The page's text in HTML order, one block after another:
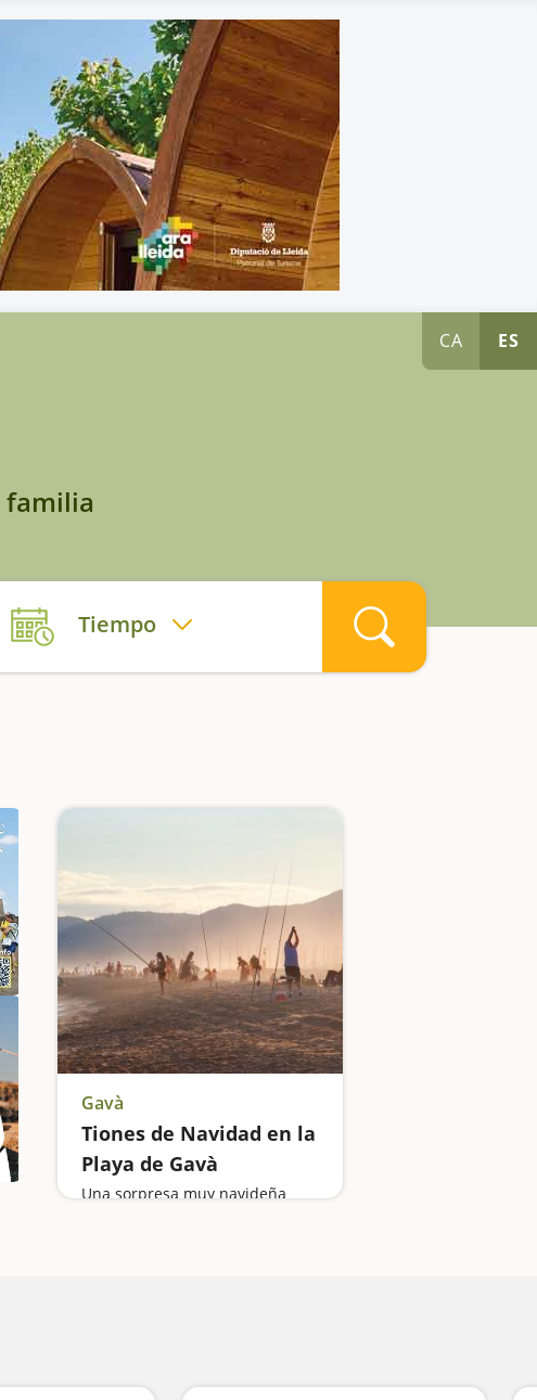
CA ES
familia
Tiempo
Gavà
Tiones de Navidad en la
Playa de Gavà
Una sorpresa muy navideña